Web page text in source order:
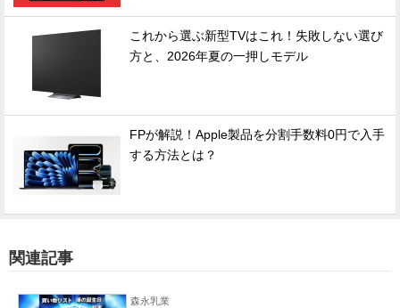
これから選ぶ新型TVはこれ！失敗しない選び
方と、2026年夏の一押しモデル
FPが解説！Apple製品を分割手数料0円で入手
する方法とは？
関連記事
森永乳業